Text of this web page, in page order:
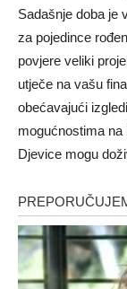
Sadašnje doba je
za pojedince
povjere veliki
utječe na vašu
obećavajući
mogućnostima na
Djevice mogu